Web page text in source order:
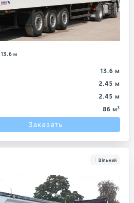
13.6 м
13.6 м
2.45 м
2.45 м
86 м³
Заказать
Вільний